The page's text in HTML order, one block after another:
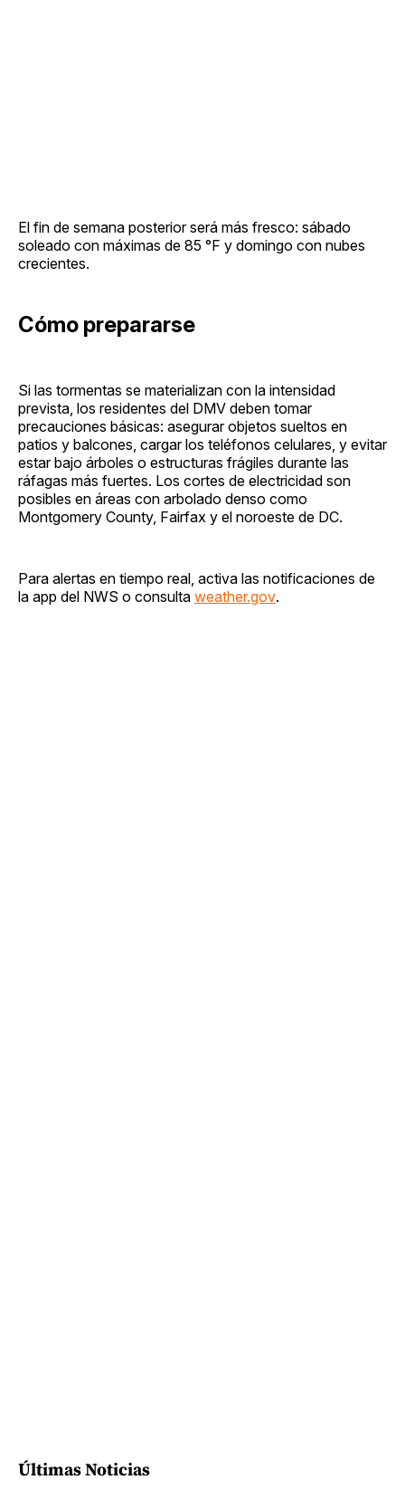
El fin de semana posterior será más fresco: sábado
soleado con máximas de 85 °F y domingo con nubes
crecientes.
Cómo prepararse
Si las tormentas se materializan con la intensidad
prevista, los residentes del DMV deben tomar
precauciones básicas: asegurar objetos sueltos en
patios y balcones, cargar los teléfonos celulares, y evitar
estar bajo árboles o estructuras frágiles durante las
ráfagas más fuertes. Los cortes de electricidad son
posibles en áreas con arbolado denso como
Montgomery County, Fairfax y el noroeste de DC.
Para alertas en tiempo real, activa las notificaciones de
la app del NWS o consulta weather.gov.
Últimas Noticias